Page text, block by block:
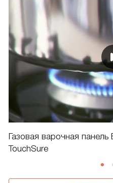
Газовая варочная панель
TouchSure